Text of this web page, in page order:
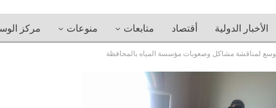
الأخبار الدولية أقتصاد متابعات منوعات مركز
لمناقشة مشاكل وصعوبات مؤسسة المياه بالمحافظة